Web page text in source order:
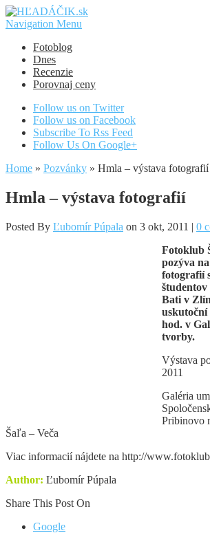
Navigation Menu
Fotoblog
Dnes
Recenzie
Porovnaj ceny
Follow us on Twitter
Follow us on Facebook
Subscribe To Rss Feed
Follow Us On Google+
Home » Pozvánky » Hmla – výstava fotografií
Hmla – výstava fotografií
Posted By Ľubomír Púpala on 3 okt, 2011 | 0
Fotoklub
pozýva
fotografií
Bati v
uskutoční
hod. v
tvorby.
Výstava
2011
Galéria
Pribinovo
Šaľa – Veča
Viac informacií nájdete na http://
Author: Ľubomír Púpala
Share This Post On
Google